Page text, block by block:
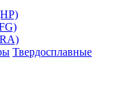
Твердосплавные